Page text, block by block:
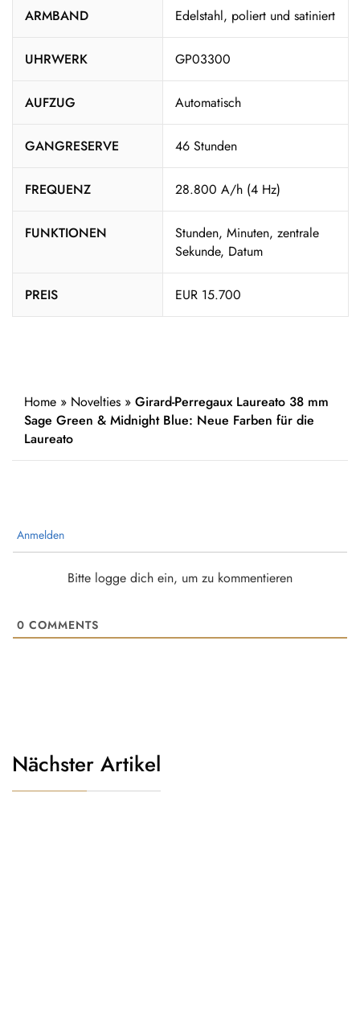
ARMBAND Edelstahl, poliert und satiniert
UHRWERK GP03300
AUFZUG Automatisch
GANGRESERVE 46 Stunden
FREQUENZ 28.800 A/h (4 Hz)
FUNKTIONEN
Stunden, Minuten, zentrale
Sekunde, Datum
PREIS EUR 15.700
Home » Novelties » Girard-Perregaux Laureato 38 mm
Sage Green & Midnight Blue: Neue Farben für die
Laureato
Anmelden
Bitte logge dich ein, um zu kommentieren
0 COMMENTS
Nächster Artikel